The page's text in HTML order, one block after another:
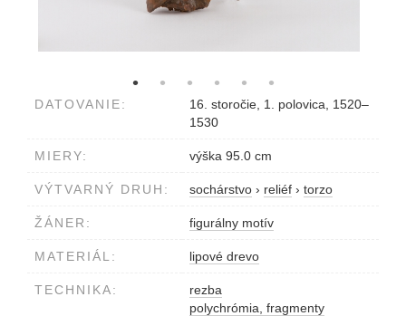
DATOVANIE:
16. storočie, 1. polovica, 1520–
1530
MIERY: výška 95.0 cm
VÝTVARNÝ DRUH: sochárstvo › reliéf › torzo
ŽÁNER: figurálny motív
MATERIÁL: lipové drevo
TECHNIKA:
rezba
polychrómia, fragmenty